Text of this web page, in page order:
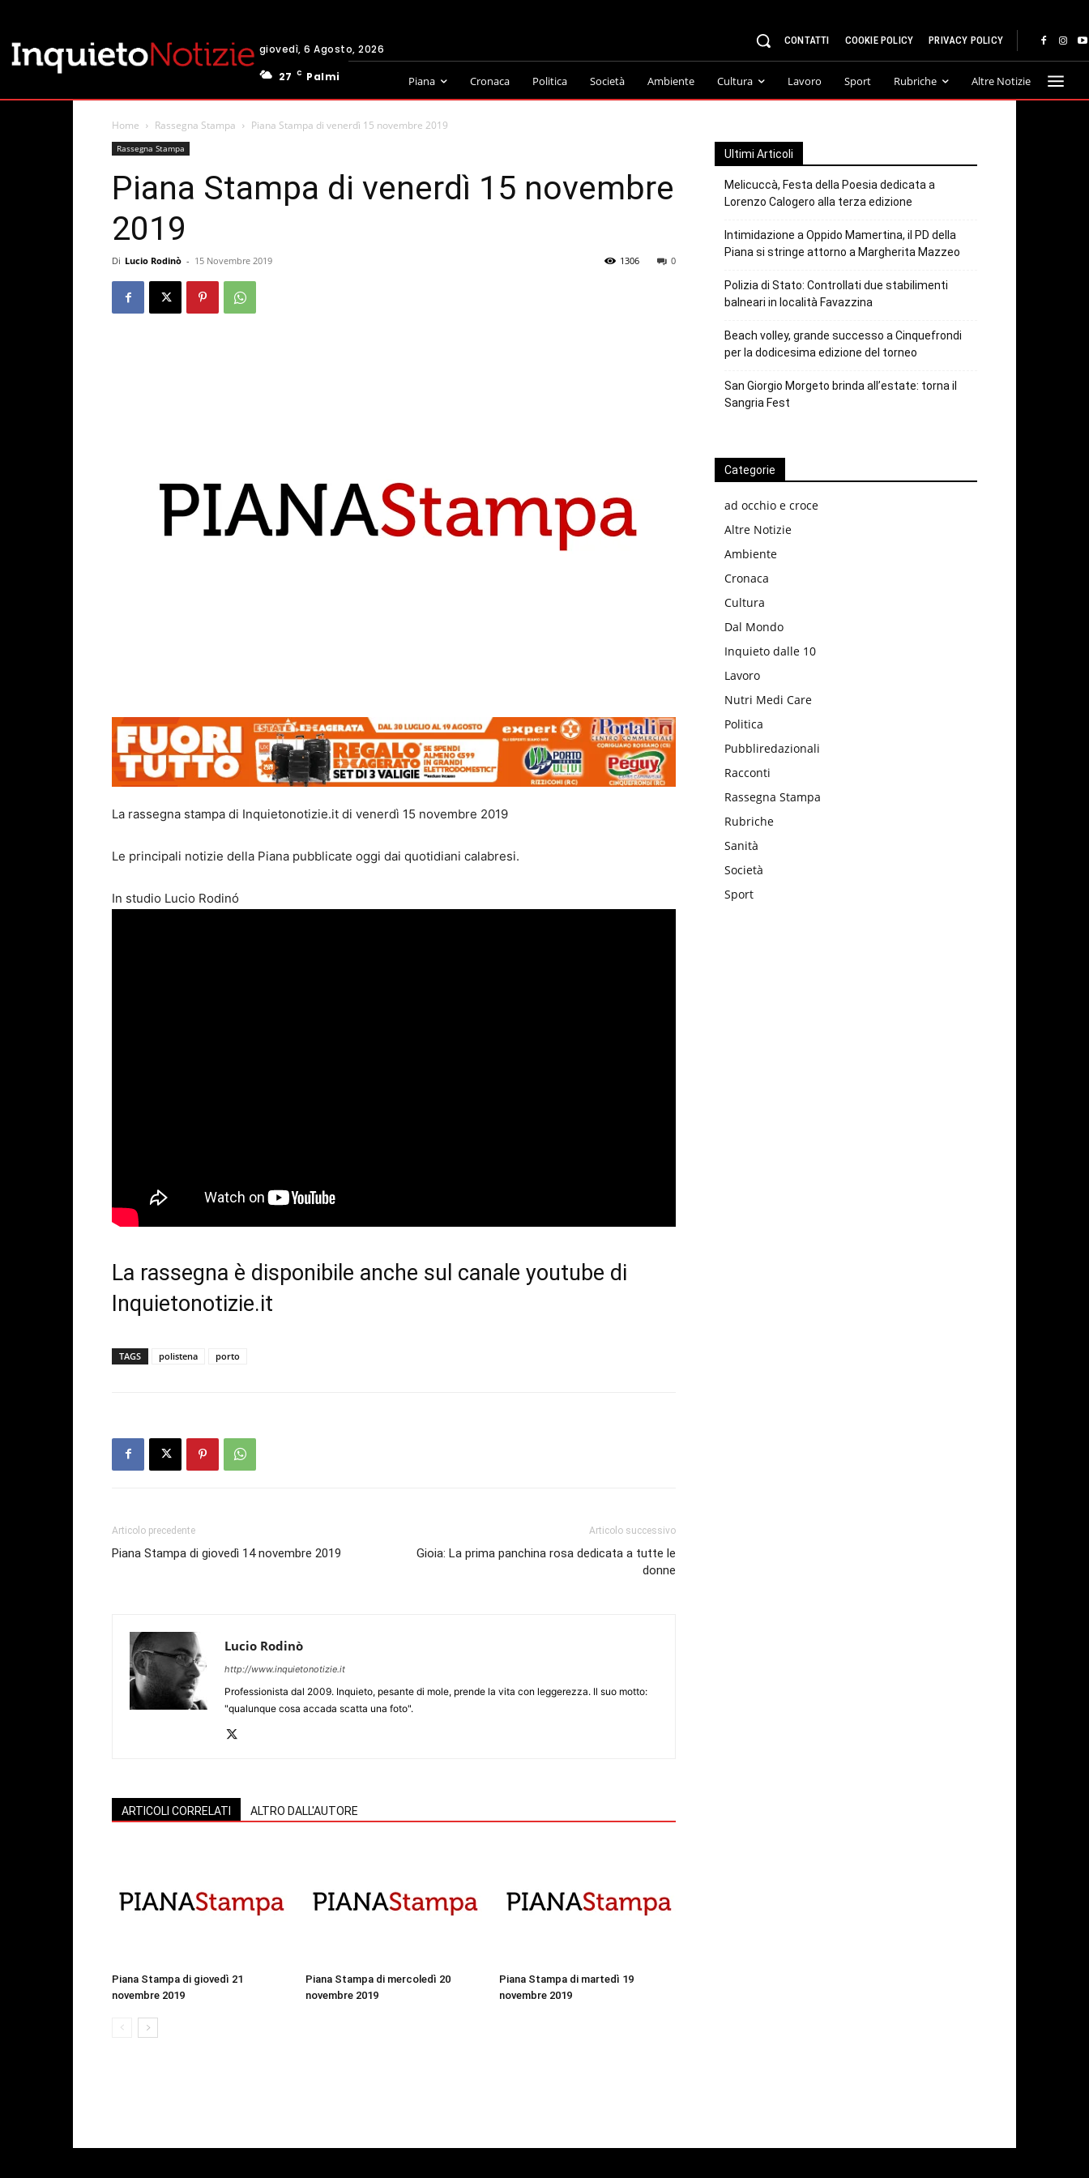
giovedì, 6 Agosto, 2026
27
C Palmi
CONTATTI COOKIE POLICY PRIVACY POLICY
Piana Cronaca Politica Società Ambiente Cultura Lavoro Sport Rubriche Altre Notizie
Home Rassegna Stampa Piana Stampa di venerdì 15 novembre 2019
Rassegna Stampa
Piana Stampa di venerdì 15 novembre
2019
Di Lucio Rodinò - 15 Novembre 2019 0
1306
La rassegna stampa di Inquietonotizie.it di venerdì 15 novembre 2019
Le principali notizie della Piana pubblicate oggi dai quotidiani calabresi.
In studio Lucio Rodinó
La rassegna è disponibile anche sul canale youtube di
Inquietonotizie.it
TAGS polistena porto
Articolo precedente
Piana Stampa di giovedì 14 novembre 2019
Articolo successivo
Gioia: La prima panchina rosa dedicata a tutte le
donne
Lucio Rodinò
http://www.inquietonotizie.it
Professionista dal 2009. Inquieto, pesante di mole, prende la vita con leggerezza. Il suo motto:
"qualunque cosa accada scatta una foto".
ARTICOLI CORRELATI ALTRO DALL'AUTORE
Piana Stampa di giovedì 21
novembre 2019
Piana Stampa di mercoledì 20
novembre 2019
Piana Stampa di martedì 19
novembre 2019
Ultimi Articoli
Melicuccà, Festa della Poesia dedicata a
Lorenzo Calogero alla terza edizione
Intimidazione a Oppido Mamertina, il PD della
Piana si stringe attorno a Margherita Mazzeo
Polizia di Stato: Controllati due stabilimenti
balneari in località Favazzina
Beach volley, grande successo a Cinquefrondi
per la dodicesima edizione del torneo
San Giorgio Morgeto brinda all’estate: torna il
Sangria Fest
Categorie
ad occhio e croce
Altre Notizie
Ambiente
Cronaca
Cultura
Dal Mondo
Inquieto dalle 10
Lavoro
Nutri Medi Care
Politica
Pubbliredazionali
Racconti
Rassegna Stampa
Rubriche
Sanità
Società
Sport